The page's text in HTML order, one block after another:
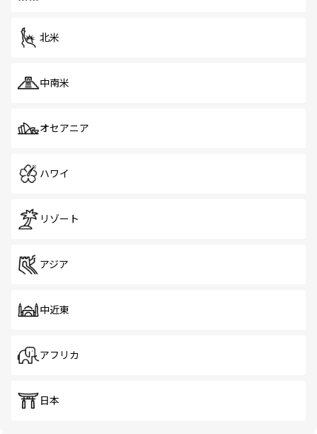
北米
中南米
オセアニア
ハワイ
リゾート
アジア
中近東
アフリカ
日本